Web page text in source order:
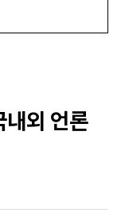
내외 언론